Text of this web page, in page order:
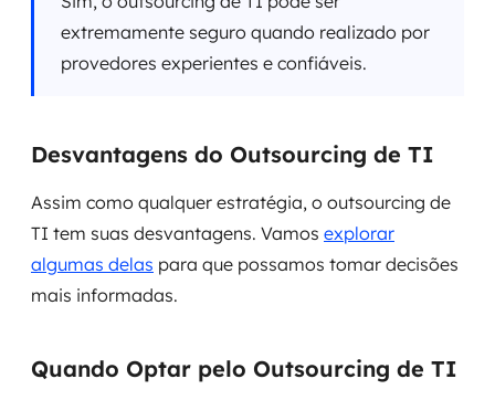
extremamente seguro quando realizado por
provedores experientes e confiáveis.
Desvantagens do Outsourcing de TI
Assim como qualquer estratégia, o outsourcing de
TI tem suas desvantagens. Vamos explorar
algumas delas para que possamos tomar decisões
mais informadas.
Quando Optar pelo Outsourcing de TI